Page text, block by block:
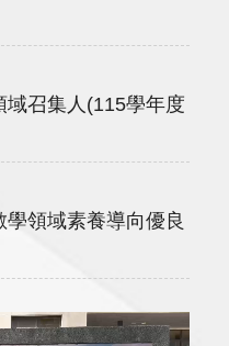
召集人(115學年度
領域素養導向優良